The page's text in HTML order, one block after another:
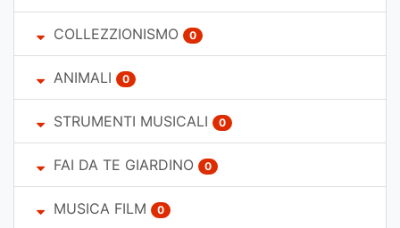
COLLEZZIONISMO 0
ANIMALI 0
STRUMENTI MUSICALI 0
FAI DA TE GIARDINO 0
MUSICA FILM 0